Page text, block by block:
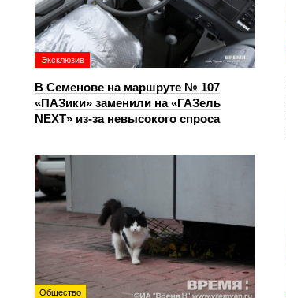
Эксклюзив
В Семенове на маршруте № 107
«ПАЗики» заменили на «ГАЗель
NEXT» из‑за невысокого спроса
Общество